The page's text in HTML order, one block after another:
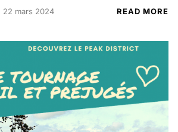
22 mars 2024 READ MORE